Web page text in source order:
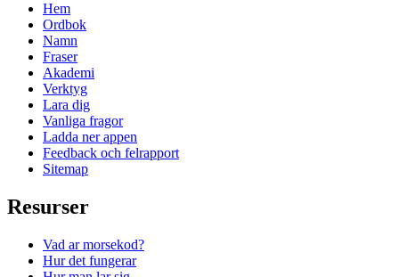
Hem
Ordbok
Namn
Fraser
Akademi
Verktyg
Lara dig
Vanliga fragor
Ladda ner appen
Feedback och felrapport
Sitemap
Resurser
Vad ar morsekod?
Hur det fungerar